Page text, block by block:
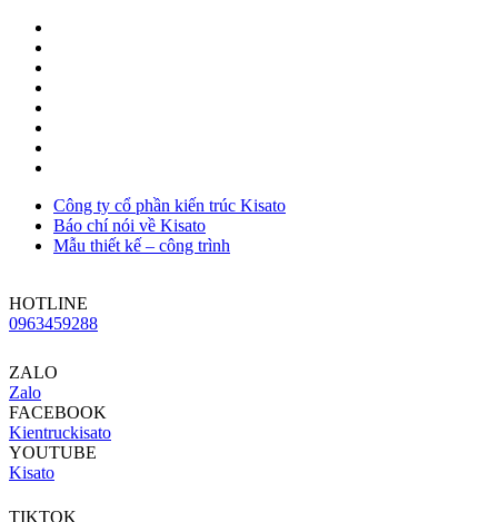
Công ty cổ phần kiến trúc Kisato
Báo chí nói về Kisato
Mẫu thiết kế – công trình
HOTLINE
0963459288
ZALO
Zalo
FACEBOOK
Kientruckisato
YOUTUBE
Kisato
TIKTOK